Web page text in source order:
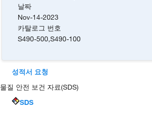
날짜
Nov-14-2023
카탈로그 번호
S490-500,S490-100
성적서 요청
물질 안전 보건 자료(SDS)
SDS